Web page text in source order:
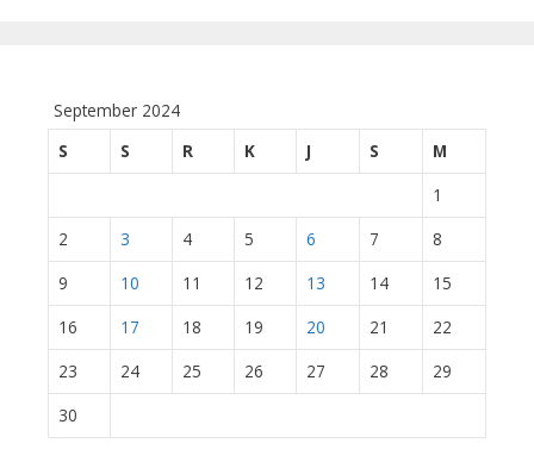
September 2024
S
S R K J S
M
1
2
3 4 5 6 7
8
9
10 11 12 13 14
15
16
17 18 19 20 21
22
23
24 25 26 27 28
29
30